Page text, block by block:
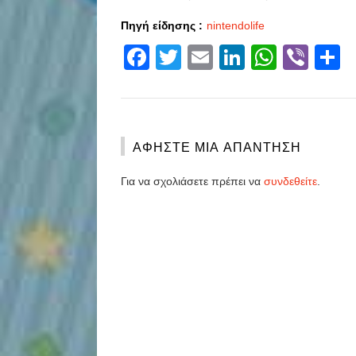
Πηγή είδησης : nintendolife
Facebook
Twitter
EmailLinkedInViber
ΑΦΉΣΤΕ ΜΙΑ ΑΠΆΝΤΗΣΗ
Για να σχολιάσετε πρέπει να συνδεθείτε